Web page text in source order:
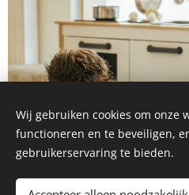
Wij gebruiken cookies om onze
functioneren en te beveiligen,
gebruikerservaring te bieden.